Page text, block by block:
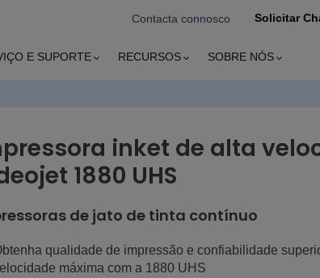
Contacta connosco Solicitar
E SUPORTE RECURSOS SOBRE NÓS
inket de alta
1880 UHS
de jato de tinta contínuo
qualidade de impressão e confiabilidade
máxima com a 1880 UHS